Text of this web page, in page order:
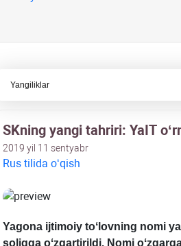
Yangiliklar
SKning yangi tahriri: YaIT
2019 yil 11 sentyabr
Rus tilida oʻqish
Yagona ijtimoiy toʻlovning nomi
soliqqa oʻzgartirildi. Nomi